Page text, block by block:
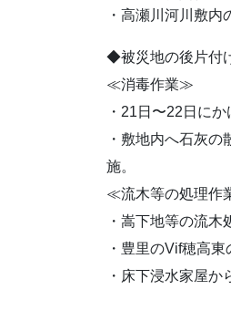
・高瀬川河川敷内
◆被災地の後片付
≪消毒作業≫
・21日〜22日に
・敷地内へ石灰
施。
≪流木等の処理作
・嵩下地等の流木
・豊里のVif穂高
・床下浸水家屋